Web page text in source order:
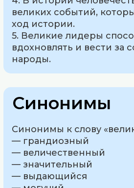
великих событий,
ход истории.
5. Великие лидеры
вдохновлять и вести за
народы.
Синонимы
Синонимы к слову
— грандиозный
— величественный
— значительный
— выдающийся